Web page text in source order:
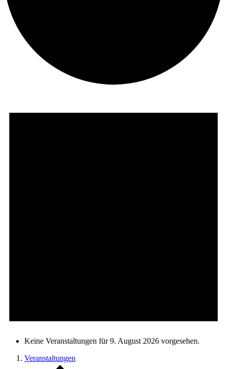
Keine Veranstaltungen für 9. August 2026 vorgesehen.
Veranstaltungen